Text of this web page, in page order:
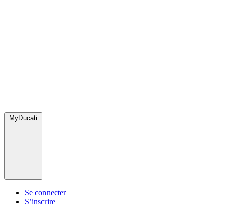
MyDucati
Se connecter
S’inscrire